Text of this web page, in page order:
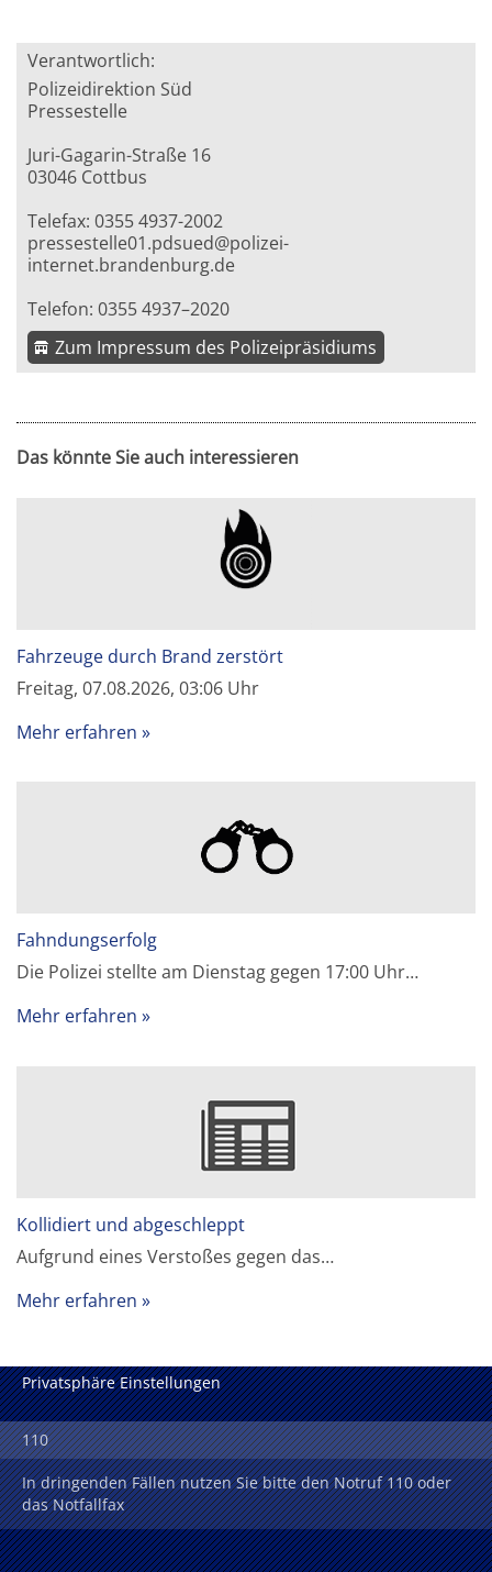
Verantwortlich:
Polizeidirektion Süd
Pressestelle
Juri-Gagarin-Straße 16
03046 Cottbus
Telefax: 0355 4937-2002
pressestelle01.pdsued@polizei-
internet.brandenburg.de
Telefon: 0355 4937–2020
Zum Impressum des Polizeipräsidiums
Das könnte Sie auch interessieren
Fahrzeuge durch Brand zerstört
Freitag, 07.08.2026, 03:06 Uhr
Mehr erfahren
Fahndungserfolg
Die Polizei stellte am Dienstag gegen 17:00 Uhr…
Mehr erfahren
Kollidiert und abgeschleppt
Aufgrund eines Verstoßes gegen das…
Mehr erfahren
Privatsphäre Einstellungen
110
In dringenden Fällen nutzen Sie bitte den Notruf 110 oder
das Notfallfax